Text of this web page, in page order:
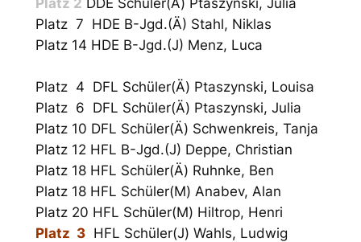
Platz 7 HDE B-Jgd.(Ä) Stahl, Niklas
Platz 14 HDE B-Jgd.(J) Menz, Luca
Platz 4 DFL Schüler(Ä) Ptaszynski, Louisa
Platz 6 DFL Schüler(Ä) Ptaszynski, Julia
Platz 10 DFL Schüler(Ä) Schwenkreis, Tanja
Platz 12 HFL B-Jgd.(J) Deppe, Christian
Platz 18 HFL Schüler(Ä) Ruhnke, Ben
Platz 18 HFL Schüler(M) Anabev, Alan
Platz 20 HFL Schüler(M) Hiltrop, Henri
Platz 3HFL Schüler(J) Wahls, Ludwig